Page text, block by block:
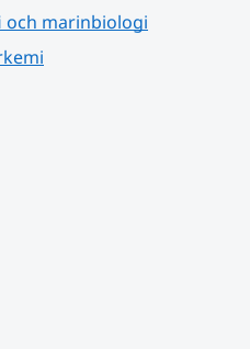
och marinbiologi